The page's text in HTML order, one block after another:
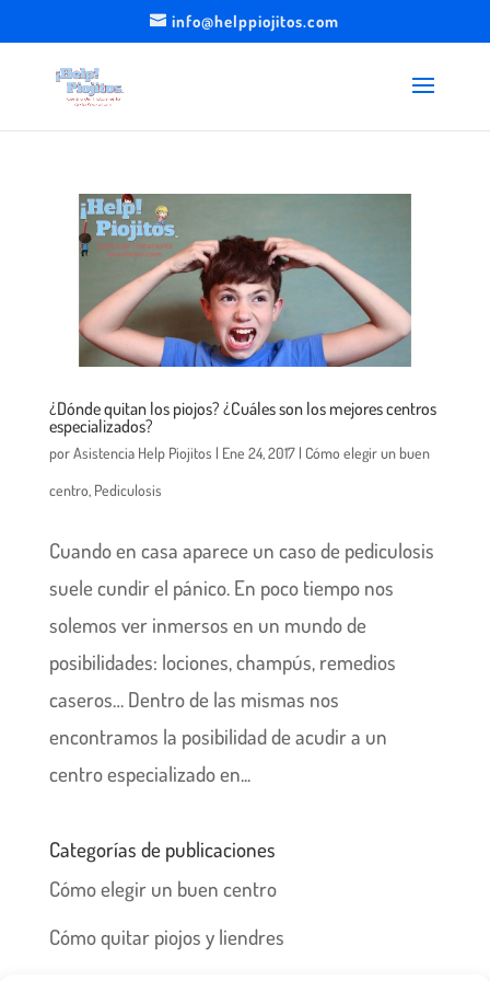
info@helppiojitos.com
¿Dónde quitan los piojos? ¿Cuáles son los mejores centros
especializados?
porAsistencia Help Piojitos | Ene 24, 2017| Cómo elegir un buen
centro, Pediculosis
Cuando en casa aparece un caso de pediculosis
suele cundir el pánico. En poco tiempo nos
solemos ver inmersos en un mundo de
posibilidades: lociones, champús, remedios
caseros… Dentro de las mismas nos
encontramos la posibilidad de acudir a un
centro especializado en...
Categorías de publicaciones
Cómo elegir un buen centro
Cómo quitar piojos y liendres